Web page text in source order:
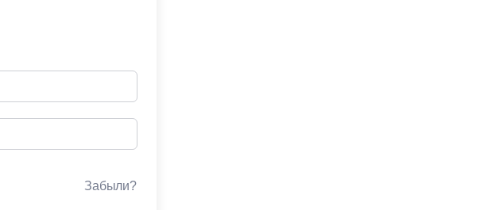
Забыли?